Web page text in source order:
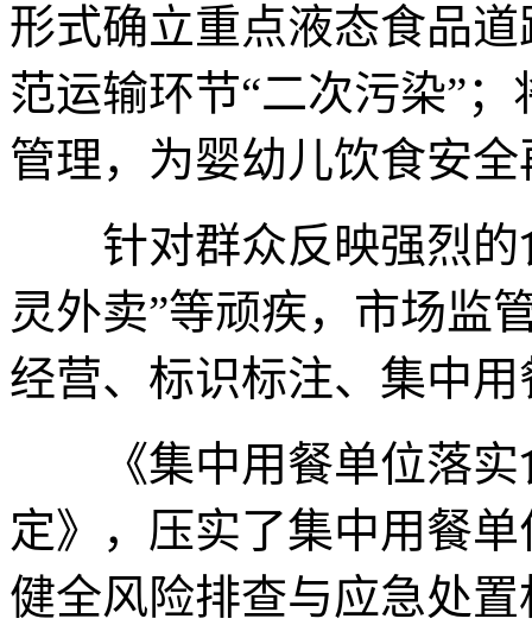
形式确立重点液态食品
范运输环节“二次污染”
管理，为婴幼儿饮食安
针对群众反映强烈的
灵外卖”等顽疾，市场监
经营、标识标注、集中
《集中用餐单位落实
定》，压实了集中用餐
健全风险排查与应急处